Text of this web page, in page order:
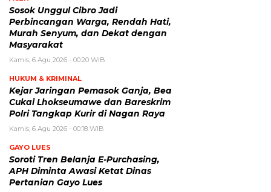
Sosok Unggul Cibro Jadi
Perbincangan Warga, Rendah Hati,
Murah Senyum, dan Dekat dengan
Masyarakat
Kamis, 6 Agu 2026 - 00:20 WIB
HUKUM & KRIMINAL
Kejar Jaringan Pemasok Ganja, Bea
Cukai Lhokseumawe dan Bareskrim
Polri Tangkap Kurir di Nagan Raya
Kamis, 6 Agu 2026 - 00:18 WIB
GAYO LUES
Soroti Tren Belanja E-Purchasing,
APH Diminta Awasi Ketat Dinas
Pertanian Gayo Lues